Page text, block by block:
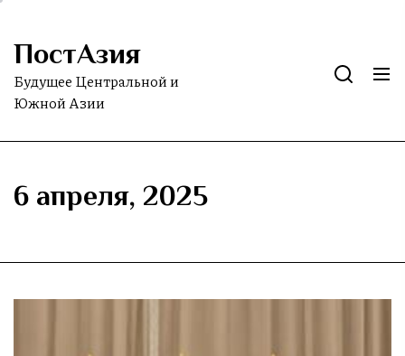
Skip
the
content
ПостАзия
Будущее Центральной и
Южной Азии
6 апреля, 2025